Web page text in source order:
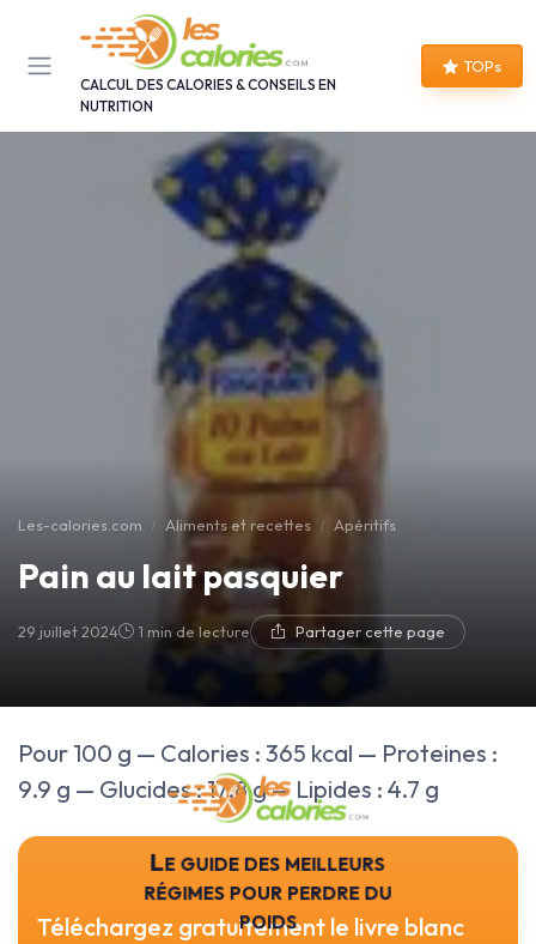
CALCUL DES CALORIES & CONSEILS EN
NUTRITION
TOPs
Les-calories.com Aliments et recettes Apéritifs
Pain au lait pasquier
29 juillet 2024 1 min de lecture Partager cette page
Pour 100 g — Calories : 365 kcal — Proteines :
9.9 g — Glucides : 17.8 g — Lipides : 4.7 g
Le guide des meilleurs
régimes pour perdre du
poids
Téléchargez gratuitement le livre blanc
Panneau de gestion des cookies